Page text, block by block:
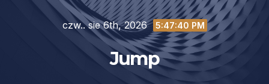
czw.. sie 6th, 2026 5:47:42 PM
Jump